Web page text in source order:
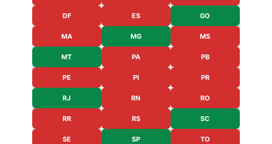
DF ES GO
MA MG MS
MT PA PB
PE PI PR
RJ RN RO
RR RS SC
SE SP TO